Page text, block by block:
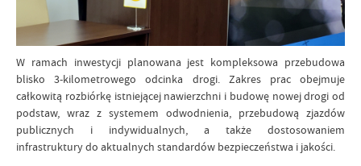
W ramach inwestycji planowana jest kompleksowa przebudowa
blisko 3-kilometrowego odcinka drogi. Zakres prac obejmuje
całkowitą rozbiórkę istniejącej nawierzchni i budowę nowej drogi od
podstaw, wraz z systemem odwodnienia, przebudową zjazdów
publicznych i indywidualnych, a także dostosowaniem
infrastruktury do aktualnych standardów bezpieczeństwa i jakości.